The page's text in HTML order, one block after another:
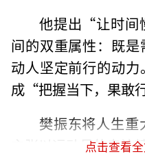
他提出“让时间
间的双重属性：既
动人坚定前行的动
成“把握当下，果敢
樊振东将人生
主张以运动员的专注
点击查看